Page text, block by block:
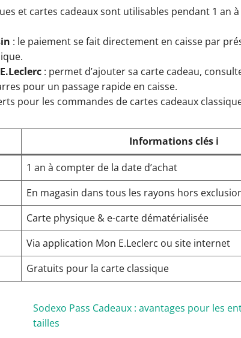
et cartes cadeaux sont utilisables pendant 1 an
: le paiement se fait directement en caisse par
: permet d’ajouter sa carte cadeau,
pour un passage rapide en caisse.
pour les commandes de cartes cadeaux
Informations clés ℹ️
1 an à compter de la date d’achat
En magasin dans tous les rayons hors
Carte physique & e-carte dématérialisée
Via application Mon E.Leclerc ou site internet
Gratuits pour la carte classique
Sodexo Pass Cadeaux : avantages pour les
tailles